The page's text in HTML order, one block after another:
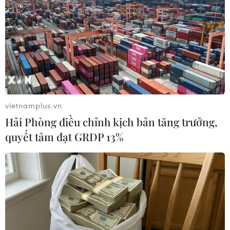
Ma túy "nước vui" cực kỳ nguy hiểm bởi được đóng
thành từng gói bột nhỏ với bao bì hình ảnh màu sắc bắt
mắt, rất dễ bị kẻ xấu nhằm vào đối tượng tiêu thụ là
giới trẻ tại các trường học, khu giải trí.
vietnamplus.vn
Hải Phòng điều chỉnh kịch bản tăng trưởng,
quyết tâm đạt GRDP 13%